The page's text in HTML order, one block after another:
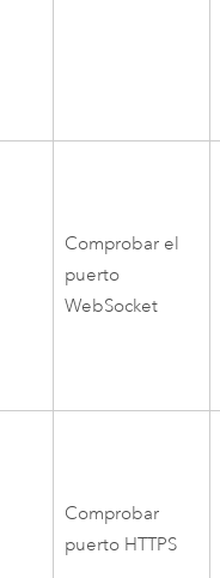
Comprobar el
puerto
WebSocket
Comprobar
puerto HTTPS